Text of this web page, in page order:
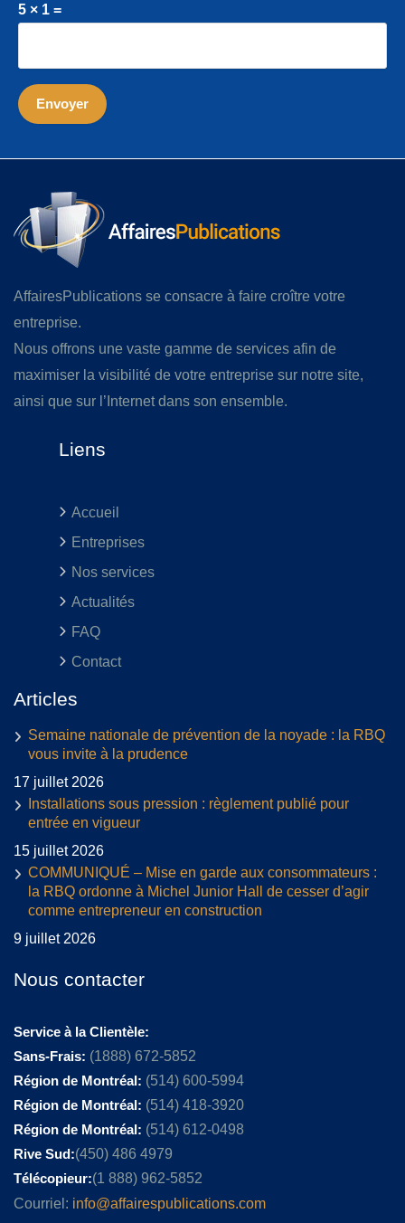
5 × 1 =
AffairesPublications se consacre à faire croître votre
entreprise.
Nous offrons une vaste gamme de services afin de
maximiser la visibilité de votre entreprise sur notre site,
ainsi que sur l’Internet dans son ensemble.
Liens
Accueil
Entreprises
Nos services
Actualités
FAQ
Contact
Articles
Semaine nationale de prévention de la noyade : la RBQ
vous invite à la prudence
17 juillet 2026
Installations sous pression : règlement publié pour
entrée en vigueur
15 juillet 2026
COMMUNIQUÉ – Mise en garde aux consommateurs :
la RBQ ordonne à Michel Junior Hall de cesser d’agir
comme entrepreneur en construction
9 juillet 2026
Nous contacter
Service à la Clientèle:
Sans-Frais: (1888) 672-5852
Région de Montréal: (514) 600-5994
Région de Montréal: (514) 418-3920
Région de Montréal: (514) 612-0498
Rive Sud:(450) 486 4979
Télécopieur:(1 888) 962-5852
Courriel: info@affairespublications.com